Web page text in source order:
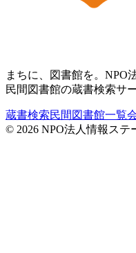
まちに、図書館を。NPO
民間図書館の蔵書検索サ
蔵書検索民間図書館一覧
© 2026 NPO法人情報ステ